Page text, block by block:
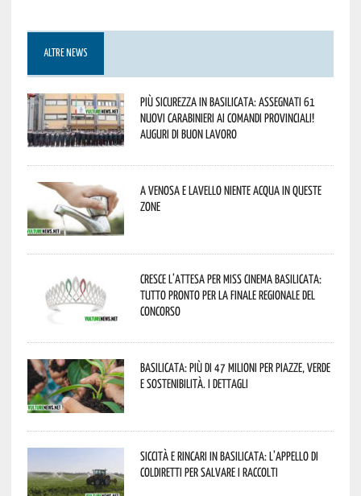
ALTRE NEWS
Più sicurezza in Basilicata: assegnati 61
nuovi Carabinieri ai Comandi provinciali!
Auguri di buon lavoro
A Venosa e Lavello niente acqua in queste
zone
Cresce l’attesa per Miss Cinema Basilicata:
tutto pronto per la finale regionale del
concorso
Basilicata: più di 47 milioni per piazze, verde
e sostenibilità. I dettagli
Siccità e rincari in Basilicata: l’appello di
Coldiretti per salvare i raccolti